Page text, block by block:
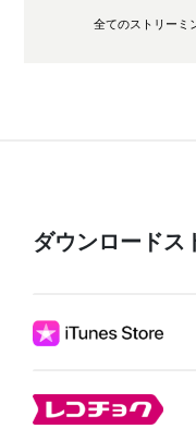
全てのストリーミ
ダウンロードス